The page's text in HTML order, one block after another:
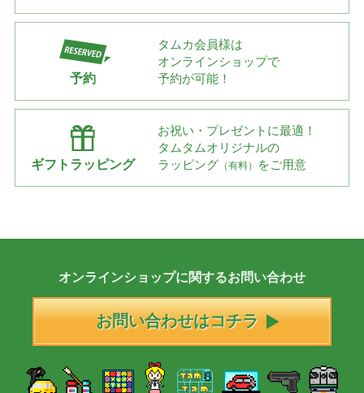
予約
タムカ会員様は
オンラインショップで
予約が可能！
ギフトラッピング
お祝い・プレゼントに最適！
タムタムオリジナルの
ラッピング （有料） をご用意
オンラインショップに関するお問い合わせ
お問い合わせはコチラ